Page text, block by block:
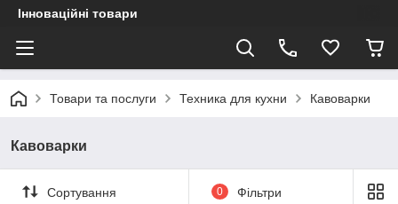
Інноваційні товари
Товари та послуги Техника для кухни Кавоварки
Кавоварки
Сортування 0 Фільтри